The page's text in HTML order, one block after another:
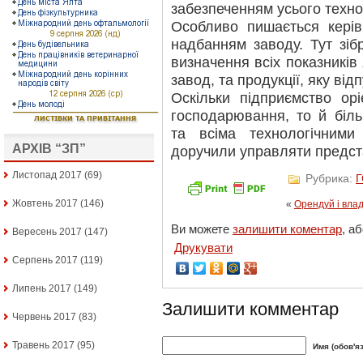
АРХІВ “ЗП”
Листопад 2017 (69)
Жовтень 2017 (146)
Вересень 2017 (147)
Серпень 2017 (119)
Липень 2017 (149)
Червень 2017 (83)
Травень 2017 (95)
забезпеченням усього
Особливо пишається
надбанням заводу. Тут
визначення всіх
завод, та продукції, яку
Оскільки підприємство
господарювання, то й
та всіма
доручили управляти
Рубрика:
« Орендуй і
Ви можете залишити коментар,
Друкувати
Залишити комментар
Имя